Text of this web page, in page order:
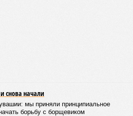
снова начали
мы приняли принципиальное
борьбу с борщевиком